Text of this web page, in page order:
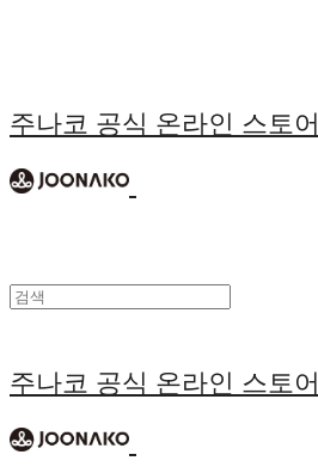
주나코 공식 온라인 스토어
주나코 공식 온라인 스토어